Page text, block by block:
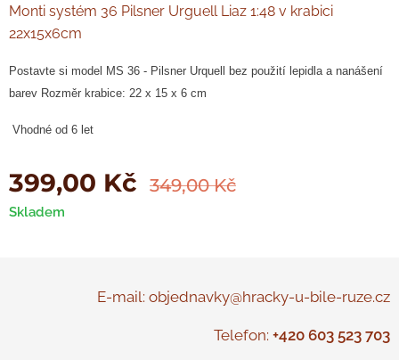
Monti systém 36 Pilsner Urguell Liaz 1:48 v krabici
22x15x6cm
Postavte si model MS 36 - Pilsner Urquell bez použití lepidla a nanášení
barev Rozměr krabice: 22 x 15 x 6 cm
Vhodné od 6 let
399,00 Kč 349,00Kč
Skladem
E-mail: objednavky@hracky-u-bile-ruze.cz
Telefon: +420 603 523 703